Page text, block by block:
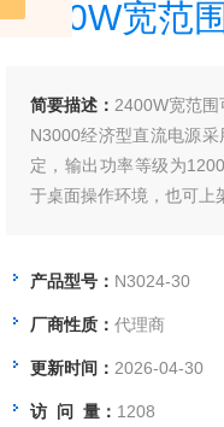
2400W宽范
简要描述： 2400W宽范
N3000经济型直流电源
定，输出功率等级为
于桌面操作环境，也可上
产品型号： N3024-30
厂商性质： 代理商
更新时间： 2026-04-30
访 问 量： 1208